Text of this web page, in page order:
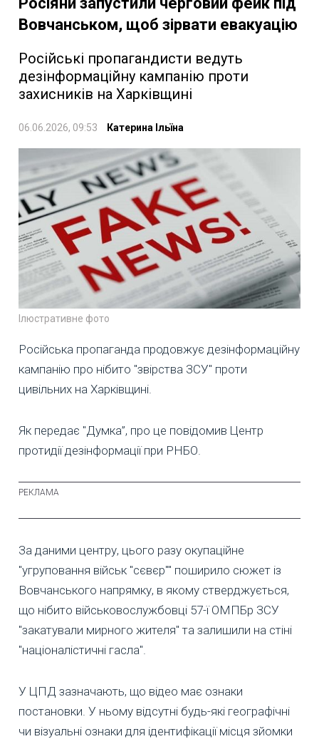
Вовчанськом, щоб зірвати евакуацію
Російські пропагандисти ведуть
дезінформаційну кампанію проти
захисників на Харківщині
06.06.2026, 09:53 Катерина Ільїна
Ілюстративне фото
Російська пропаганда продовжує дезінформаційну
кампанію про нібито "звірства ЗСУ" проти
цивільних на Харківщині.
Як передає "Думка”, про це повідомив Центр
протидії дезінформації при РНБО.
За даними центру, цього разу окупаційне
"угруповання військ "сєвєр"" поширило сюжет із
Вовчанського напрямку, в якому стверджується,
що нібито військовослужбовці 57-ї ОМПБр ЗСУ
"закатували мирного жителя" та залишили на стіні
"націоналістичні гасла".
У ЦПД зазначають, що відео має ознаки
постановки. У ньому відсутні будь-які географічні
чи візуальні ознаки для ідентифікації місця зйомки